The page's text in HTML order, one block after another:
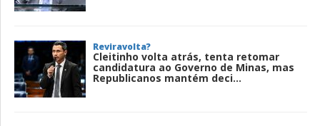
Reviravolta?
Cleitinho volta atrás, tenta retomar
candidatura ao Governo de Minas, mas
Republicanos mantém deci...